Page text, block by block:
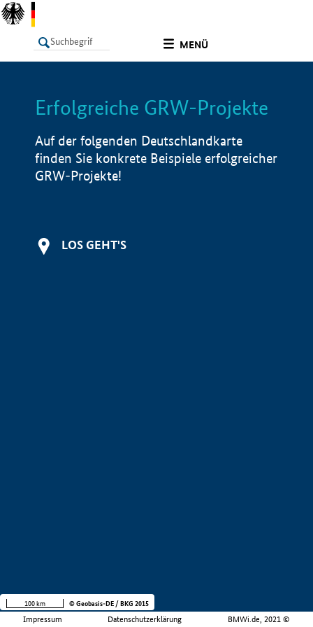
MENÜ
LISTE Info
Erfolgreiche GRW-Projekte
Auf der folgenden Deutschlandkarte
finden Sie konkrete Beispiele erfolgreicher
GRW-Projekte!
LOS GEHT'S
Impressum Datenschutzerklärung BMWi.de, 2021 ©
100 km © Geobasis-DE / BKG 2015